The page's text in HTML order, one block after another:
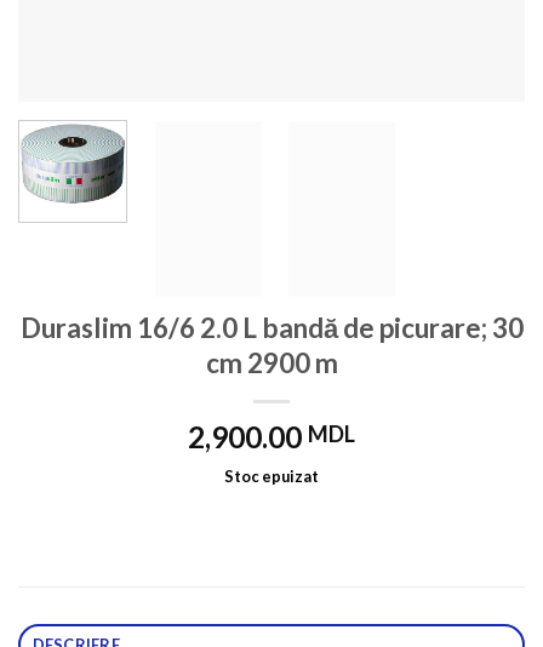
Duraslim 16/6 2.0 L bandă de picurare; 30
cm 2900 m
2,900.00 MDL
Stoc epuizat